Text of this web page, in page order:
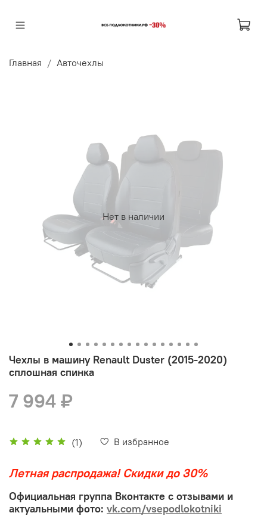
Главная Авточехлы
Нет в наличии
Чехлы в машину Renault Duster (2015-2020)
сплошная спинка
(1) В избранное
7 994 ₽
Летная распродажа! Скидки до 30%
Официальная группа Вконтакте с отзывами и
актуальными фото: vk.com/vsepodlokotniki